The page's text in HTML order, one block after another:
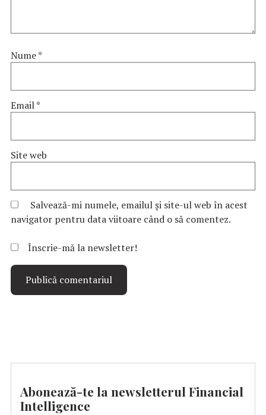
Nume*
Email*
Site web
Salvează-mi numele, emailul și site-ul web în acest
navigator pentru data viitoare când o să comentez.
Înscrie-mă la newsletter!
Abonează-te la newsletterul Financial
Intelligence